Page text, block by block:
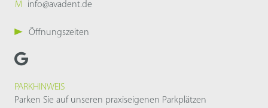
M
info@avadent.de
Öffnungszeiten
PARKHINWEIS
Parken Sie auf unseren praxiseigenen Parkplätzen